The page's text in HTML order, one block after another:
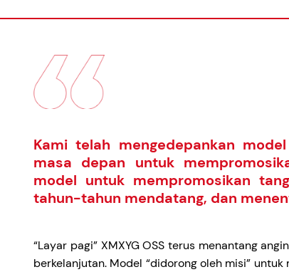
Kami telah mengedepankan
masa depan untuk
model untuk mempromosikan
tahun-tahun mendatang, dan
“Layar pagi” XMXYG OSS terus menantang
berkelanjutan. Model “didorong oleh misi”